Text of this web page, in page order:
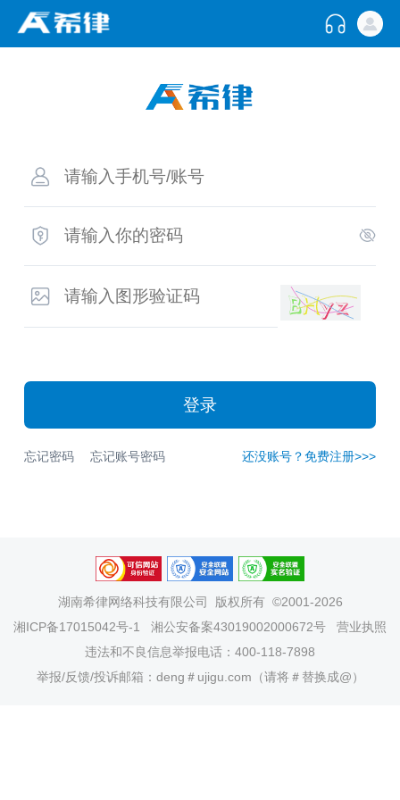
登录
忘记密码 忘记账号密码 还没账号？免费注册>>>
湖南希律网络科技有限公司
版权所有 ©2001-2026
湘ICP备17015042号-1
湘公安备案43019002000672号
营业执照
违法和不良信息举报电话：400-118-7898
举报/反馈/投诉邮箱：deng＃ujigu.com（请将＃替换成@）